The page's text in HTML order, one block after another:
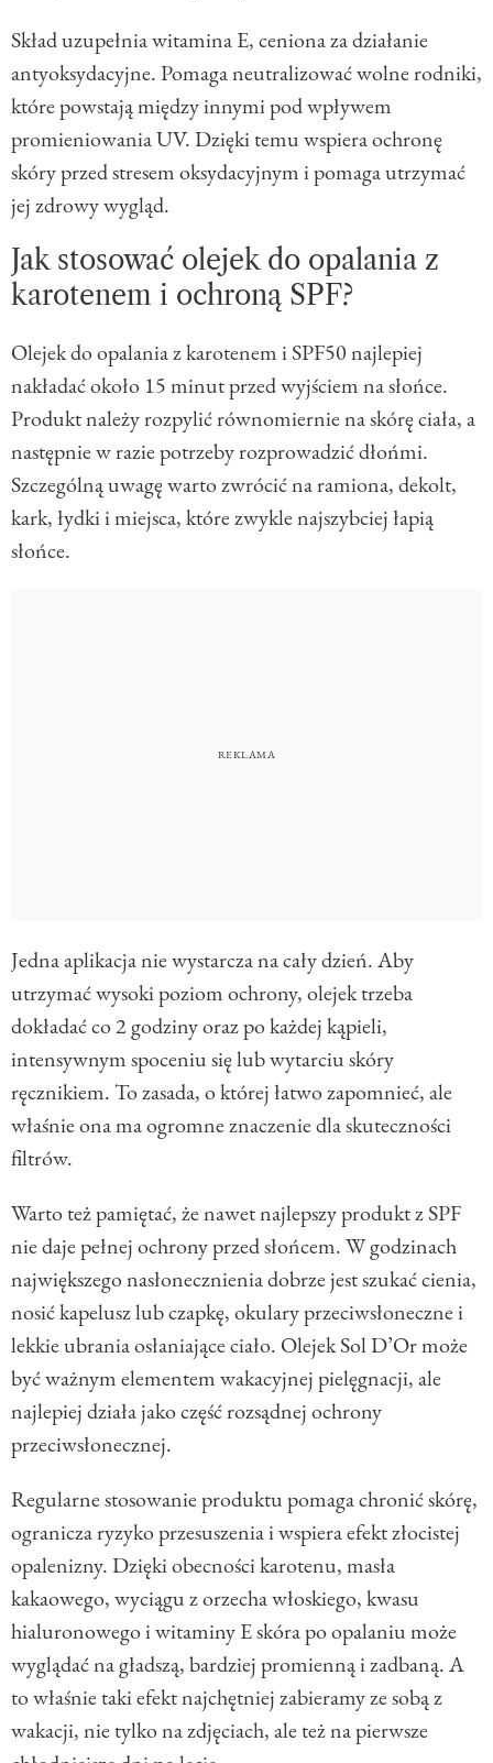
Skład uzupełnia witamina E, ceniona za działanie
antyoksydacyjne. Pomaga neutralizować wolne rodniki,
które powstają między innymi pod wpływem
promieniowania UV. Dzięki temu wspiera ochronę
skóry przed stresem oksydacyjnym i pomaga utrzymać
jej zdrowy wygląd.
Jak stosować olejek do opalania z
karotenem i ochroną SPF?
Olejek do opalania z karotenem i SPF50 najlepiej
nakładać około 15 minut przed wyjściem na słońce.
Produkt należy rozpylić równomiernie na skórę ciała, a
następnie w razie potrzeby rozprowadzić dłońmi.
Szczególną uwagę warto zwrócić na ramiona, dekolt,
kark, łydki i miejsca, które zwykle najszybciej łapią
słońce.
Jedna aplikacja nie wystarcza na cały dzień. Aby
utrzymać wysoki poziom ochrony, olejek trzeba
dokładać co 2 godziny oraz po każdej kąpieli,
intensywnym spoceniu się lub wytarciu skóry
ręcznikiem. To zasada, o której łatwo zapomnieć, ale
właśnie ona ma ogromne znaczenie dla skuteczności
filtrów.
Warto też pamiętać, że nawet najlepszy produkt z SPF
nie daje pełnej ochrony przed słońcem. W godzinach
największego nasłonecznienia dobrze jest szukać cienia,
nosić kapelusz lub czapkę, okulary przeciwsłoneczne i
lekkie ubrania osłaniające ciało. Olejek Sol D’Or może
być ważnym elementem wakacyjnej pielęgnacji, ale
najlepiej działa jako część rozsądnej ochrony
przeciwsłonecznej.
Regularne stosowanie produktu pomaga chronić skórę,
ogranicza ryzyko przesuszenia i wspiera efekt złocistej
opalenizny. Dzięki obecności karotenu, masła
kakaowego, wyciągu z orzecha włoskiego, kwasu
hialuronowego i witaminy E skóra po opalaniu może
wyglądać na gładszą, bardziej promienną i zadbaną. A
to właśnie taki efekt najchętniej zabieramy ze sobą z
wakacji, nie tylko na zdjęciach, ale też na pierwsze